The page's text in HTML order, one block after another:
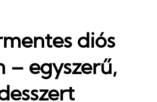
diós
– egyszerű,